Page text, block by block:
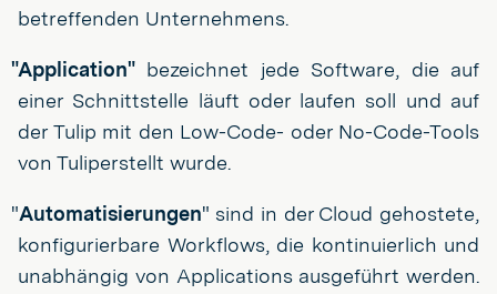
betreffenden Unternehmens.
"Application"bezeichnet jede Software, die auf
einer Schnittstelle läuft oder laufen soll und auf
der Tulip mit den Low-Code- oder No-Code-Tools
von Tuliperstellt wurde.
"Automatisierungen" sind in der Cloud gehostete,
konfigurierbare Workflows, die kontinuierlich und
unabhängig von Applications ausgeführt werden.